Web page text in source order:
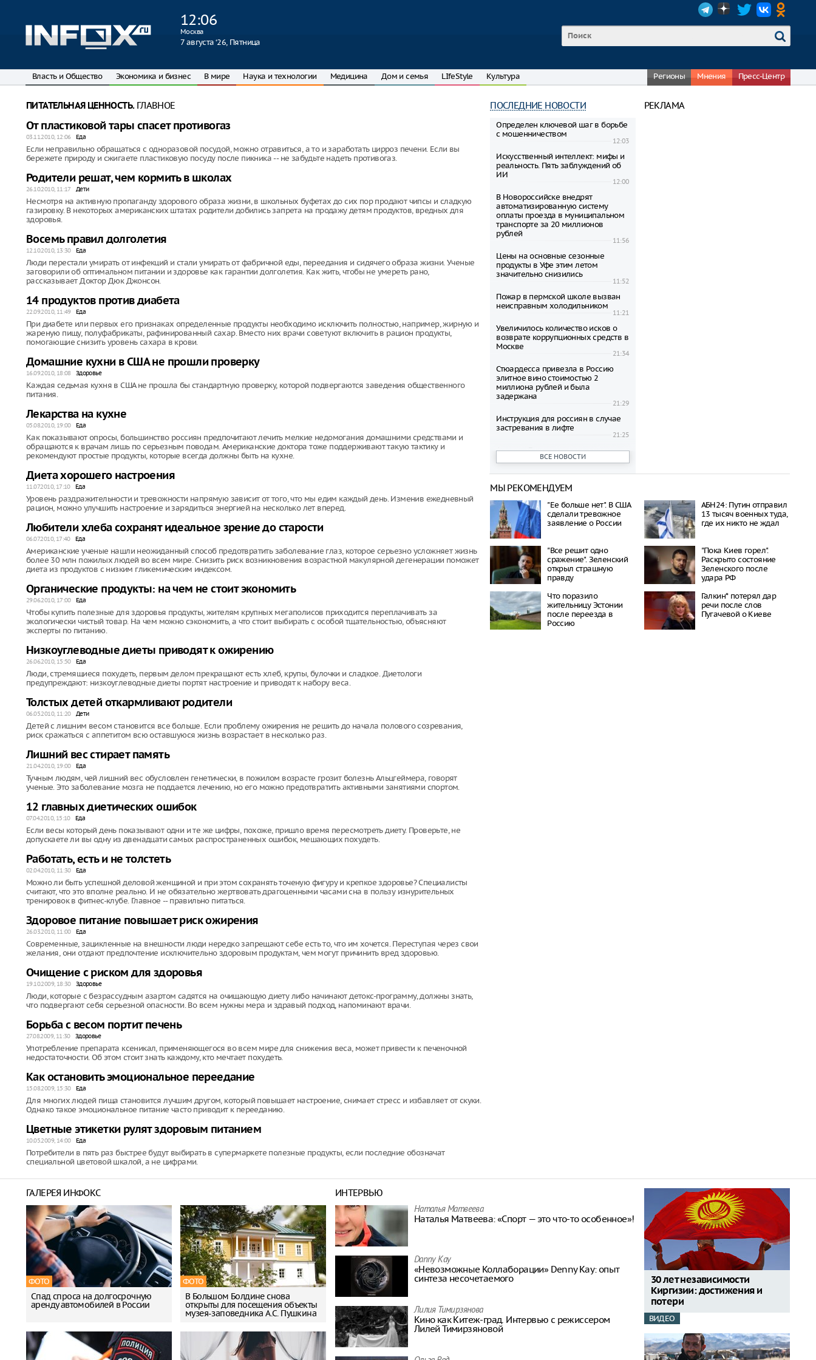
12:06
Москва
7 августа ‘26, Пятница
Власть и Общество Экономика и бизнес В мире Наука и технологии Медицина Дом и семья LIfeStyle Культура Регионы Мнения Пресс-Центр
ПИТАТЕЛЬНАЯ ЦЕННОСТЬ.ГЛАВНОЕ
От пластиковой тары спасет противогаз
03.11.2010, 12:06 Еда
Если неправильно обращаться с одноразовой посудой, можно отравиться, а то и заработать цирроз печени. Если вы
бережете природу и сжигаете пластиковую посуду после пикника -- не забудьте надеть противогаз.
Родители решат, чем кормить в школах
26.10.2010, 11:17 Дети
Несмотря на активную пропаганду здорового образа жизни, в школьных буфетах до сих пор продают чипсы и сладкую
газировку. В некоторых американских штатах родители добились запрета на продажу детям продуктов, вредных для
здоровья.
Восемь правил долголетия
12.10.2010, 13:30 Еда
Люди перестали умирать от инфекций и стали умирать от фабричной еды, переедания и сидячего образа жизни. Ученые
заговорили об оптимальном питании и здоровье как гарантии долголетия. Как жить, чтобы не умереть рано,
рассказывает Доктор Дюк Джонсон.
14 продуктов против диабета
22.09.2010, 11:49 Еда
При диабете или первых его признаках определенные продукты необходимо исключить полностью, например, жирную и
жареную пищу, полуфабрикаты, рафинированный сахар. Вместо них врачи советуют включить в рацион продукты,
помогающие снизить уровень сахара в крови.
Домашние кухни в США не прошли проверку
16.09.2010, 18:08 Здоровье
Каждая седьмая кухня в США не прошла бы стандартную проверку, которой подвергаются заведения общественного
питания.
Лекарства на кухне
05.08.2010, 19:00 Еда
Как показывают опросы, большинство россиян предпочитают лечить мелкие недомогания домашними средствами и
обращаются к врачам лишь по серьезным поводам. Американские доктора тоже поддерживают такую тактику и
рекомендуют простые продукты, которые всегда должны быть на кухне.
Диета хорошего настроения
11.07.2010, 17:10 Еда
Уровень раздражительности и тревожности напрямую зависит от того, что мы едим каждый день. Изменив ежедневный
рацион, можно улучшить настроение и зарядиться энергией на несколько лет вперед.
Любители хлеба сохранят идеальное зрение до старости
06.07.2010, 17:40 Еда
Американские ученые нашли неожиданный способ предотвратить заболевание глаз, которое серьезно усложняет жизнь
более 30 млн пожилых людей во всем мире. Снизить риск возникновения возрастной макулярной дегенерации поможет
диета из продуктов с низким гликемическим индексом.
Органические продукты: на чем не стоит экономить
29.06.2010, 17:00 Еда
Чтобы купить полезные для здоровья продукты, жителям крупных мегаполисов приходится переплачивать за
экологически чистый товар. На чем можно сэкономить, а что стоит выбирать с особой тщательностью, объясняют
эксперты по питанию.
Низкоуглеводные диеты приводят к ожирению
26.06.2010, 15:50 Еда
Люди, стремящиеся похудеть, первым делом прекращают есть хлеб, крупы, булочки и сладкое. Диетологи
предупреждают: низкоуглеводные диеты портят настроение и приводят к набору веса.
Толстых детей откармливают родители
06.05.2010, 11:20 Дети
Детей с лишним весом становится все больше. Если проблему ожирения не решить до начала полового созревания,
риск сражаться с аппетитом всю оставшуюся жизнь возрастает в несколько раз.
Лишний вес стирает память
21.04.2010, 19:00 Еда
Тучным людям, чей лишний вес обусловлен генетически, в пожилом возрасте грозит болезнь Альцгеймера, говорят
ученые. Это заболевание мозга не поддается лечению, но его можно предотвратить активными занятиями спортом.
12 главных диетических ошибок
07.04.2010, 15:10 Еда
Если весы который день показывают одни и те же цифры, похоже, пришло время пересмотреть диету. Проверьте, не
допускаете ли вы одну из двенадцати самых распространенных ошибок, мешающих похудеть.
Работать, есть и не толстеть
02.04.2010, 11:30 Еда
Можно ли быть успешной деловой женщиной и при этом сохранять точеную фигуру и крепкое здоровье? Специалисты
считают, что это вполне реально. И не обязательно жертвовать драгоценными часами сна в пользу изнурительных
тренировок в фитнес-клубе. Главное -- правильно питаться.
Здоровое питание повышает риск ожирения
26.03.2010, 11:00 Еда
Современные, зацикленные на внешности люди нередко запрещают себе есть то, что им хочется. Переступая через свои
желания, они отдают предпочтение исключительно здоровым продуктам, чем могут причинить вред здоровью.
Очищение с риском для здоровья
19.10.2009, 18:30 Здоровье
Люди, которые с безрассудным азартом садятся на очищающую диету либо начинают детокс-программу, должны знать,
что подвергают себя серьезной опасности. Во всем нужны мера и здравый подход, напоминают врачи.
Борьба с весом портит печень
27.08.2009, 11:30 Здоровье
Употребление препарата ксеникал, применяющегося во всем мире для снижения веса, может привести к печеночной
недостаточности. Об этом стоит знать каждому, кто мечтает похудеть.
Как остановить эмоциональное переедание
15.08.2009, 15:30 Еда
Для многих людей пища становится лучшим другом, который повышает настроение, снимает стресс и избавляет от скуки.
Однако такое эмоциональное питание часто приводит к перееданию.
Цветные этикетки рулят здоровым питанием
10.05.2009, 14:00 Еда
Потребители в пять раз быстрее будут выбирать в супермаркете полезные продукты, если последние обозначат
специальной цветовой шкалой, а не цифрами.
ПОСЛЕДНИЕ НОВОСТИ
Определен ключевой шаг в борьбе
с мошенничеством
12:03
Искусственный интеллект: мифы и
реальность. Пять заблуждений об
ИИ
12:00
В Новороссийске внедрят
автоматизированную систему
оплаты проезда в муниципальном
транспорте за 20 миллионов
рублей
11:56
Цены на основные сезонные
продукты в Уфе этим летом
значительно снизились
11:52
Пожар в пермской школе вызван
неисправным холодильником
11:21
Увеличилось количество исков о
возврате коррупционных средств в
Москве
21:34
Стюардесса привезла в Россию
элитное вино стоимостью 2
миллиона рублей и была
задержана
21:29
Инструкция для россиян в случае
застревания в лифте
21:25
Антонио Бандерас поделился
мнением о своем инфаркте
двухдневном выживании пилотов
на сопке в России
21:14
Тело женщины, покинувшей мужа
ради любовника, найдено в
чемодане
Опасные USB-устройства для
вашего компьютера
ВСЕ НОВОСТИ
РЕКЛАМА
МЫ РЕКОМЕНДУЕМ
"Ее больше нет". В США
сделали тревожное
заявление о России
АБН24: Путин отправил
13 тысяч военных туда,
где их никто не ждал
"Все решит одно
сражение". Зеленский
открыл страшную
правду
"Пока Киев горел".
Раскрыто состояние
Зеленского после
удара РФ
Что поразило
жительницу Эстонии
после переезда в
Россию
Галкин* потерял дар
речи после слов
Пугачевой о Киеве
ИНТЕРВЬЮ
Наталья Матвeева
Наталья Матвeева: «Спорт — это что-то особенное»!
Danny Kay
«Невозможные Коллаборации» Denny Kay: опыт
синтеза несочетаемого
Лилия Тимирзянова
Кино как Китеж-град. Интервью с режиссером
Лилей Тимирзяновой
30 лет независимости
Киргизии: достижения и
потери
ВИДЕО
ГАЛЕРЕЯ ИНФОКС
ФОТО
Спад спроса на долгосрочную
аренду автомобилей в России
ФОТО
В Большом Болдине снова
открыты для посещения объекты
музея-заповедника А.С. Пушкина